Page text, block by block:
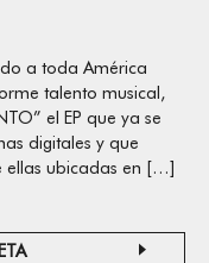
a toda América
talento musical,
el EP que ya se
digitales y que
ellas ubicadas en […]